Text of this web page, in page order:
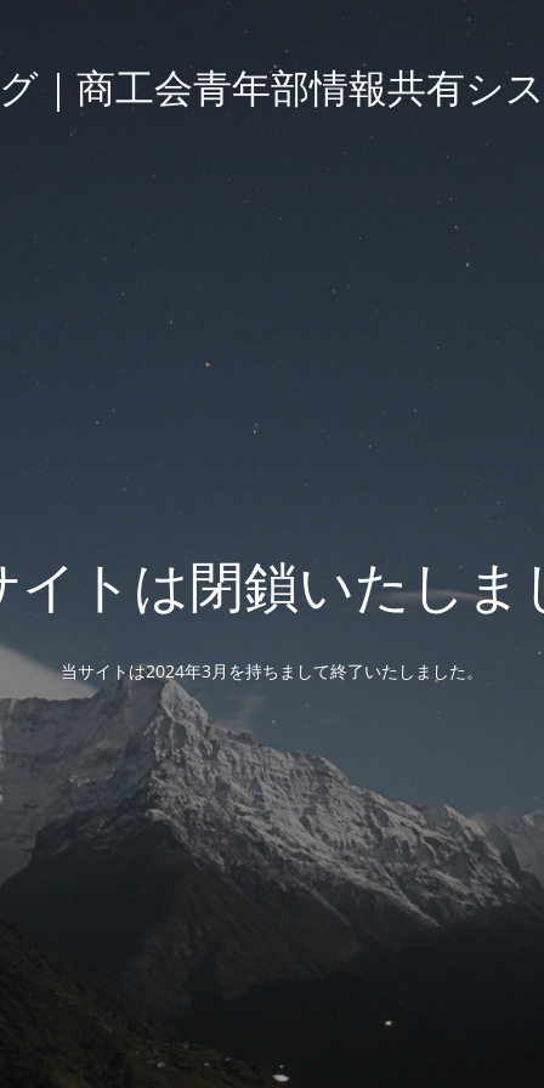
｜商工会青年部情報共有シ
イトは閉鎖いたしま
当サイトは2024年3月を持ちまして終了いたしました。